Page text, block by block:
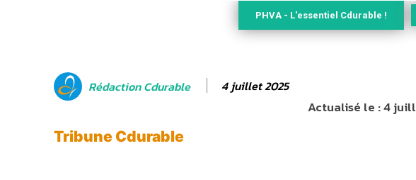
PHVA - L'essentiel Cdurable !
Rédaction Cdurable 4 juillet 2025
Actualisé le :4
Tribune Cdurable